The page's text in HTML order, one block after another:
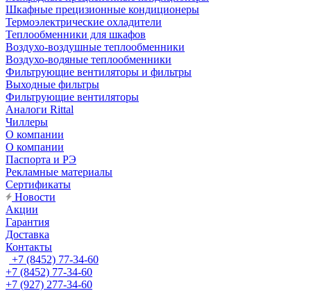
Шкафные прецизионные кондиционеры
Термоэлектрические охладители
Теплообменники для шкафов
Воздухо-воздушные теплообменники
Воздухо-водяные теплообменники
Фильтрующие вентиляторы и фильтры
Выходные фильтры
Фильтрующие вентиляторы
Аналоги Rittal
Чиллеры
О компании
О компании
Паспорта и РЭ
Рекламные материалы
Сертификаты
Новости
Акции
Гарантия
Доставка
Контакты
+7 (8452) 77-34-60
+7 (8452) 77-34-60
+7 (927) 277-34-60